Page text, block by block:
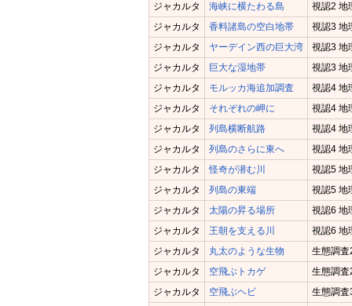
ジャカルタ
海峡に横たわる島
視認2 地
ジャカルタ
香料諸島の空白地帯
視認3 地
ジャカルタ
ヤーデイン西の巨大湾
視認3 地
ジャカルタ
巨大な湿地帯
視認3 地
ジャカルタ
モルッカ海追加調査
視認4 地
ジャカルタ
それぞれの岬に
視認4 地
ジャカルタ
列島横断航路
視認4 地
ジャカルタ
列島のさらに東へ
視認4 地
ジャカルタ
怪奇が潜む川
視認5 地
ジャカルタ
列島の東端
視認5 地
ジャカルタ
太陽の昇る場所
視認6 地
ジャカルタ
王朝を支える川
視認6 地
ジャカルタ
丸太のような生物
生態調
ジャカルタ
空飛ぶトカゲ
生態調
ジャカルタ
空飛ぶヘビ
生態調